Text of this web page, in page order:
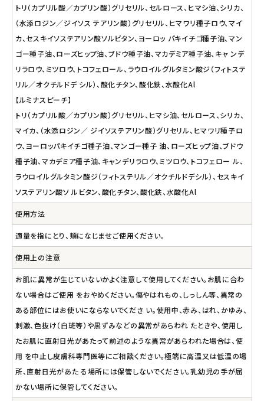
トリ（カプリル酸／カプリン酸）グリセリル、セルロース、ヒマシ油、シリカ、
（水添ロジン／ジイソス テアリン酸）グリセリル、ヒマワリ種子ロウ、マイ
カ、セスキイソステアリン酸ソルビタン、ヨーロッ パキイチゴ種子油、マン
ゴー種子油、ローズヒップ油、ブドウ種子油、マカデミア種子油、キャ ンデ
リラロウ、ミツロウ、トコフェロール、ラウロイルグルタミン酸ジ（フィトステ
リル／オクチルドデ シル）、酸化チタン、酸化鉄、水酸化Al
【ルミナスピーチ】
トリ（カプリル酸／カプリン酸）グリセリル、ヒマシ油、セルロース、シリカ、
マイカ、（水添ロジン／ ジイソステアリン酸）グリセリル、ヒマワリ種子ロ
ウ、ヨーロッパキイチゴ種子油、マンゴー種子 油、ローズヒップ油、ブドウ
種子油、マカデミア種子油、キャンデリラロウ、ミツロウ、トコフェロー ル、
ラウロイルグルタミン酸ジ（フィトステリル／オクチルドデシル）、セスキイ
ソステアリン酸ソ ルビタン、酸化チタン、酸化鉄、水酸化Al
使用方法
適量を指にとり、頬になじませご使用ください。
使用上の注意
お肌に異常が生じていないかよく注意して使用してください。お肌に合わ
ない場合はご使用 をおやめください。傷やはれもの、しっしん等、異常の
ある部位にはお使いにならないでくださ い。使用中、赤み、はれ、かゆみ、
刺激、色抜け（白斑等）や黒ずみなどの異常があらわれ たときや、使用し
たお肌に直射日光があたって前述のような異常があらわれた場合は、使
用 を中止し皮膚科専門医等にご相談ください。極端に高温又は低温の場
所、直射日光があた る場所には保管しないでください。乳幼児の手が届
かない場所に保管してください。